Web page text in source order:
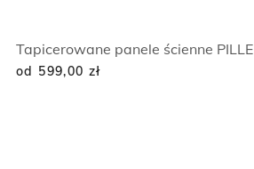
Tapicerowane panele ścienne PILLE
od 599,00zł